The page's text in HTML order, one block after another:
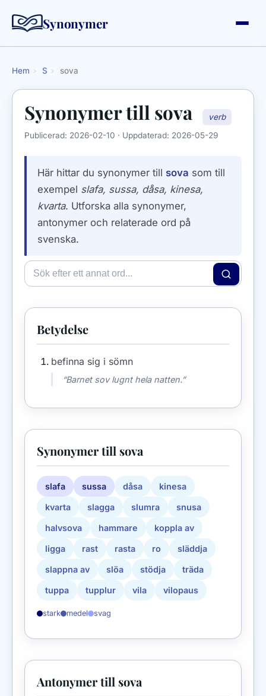
Synonymer
Hem › S › sova
Synonymer till sova
verb
Publicerad: 2026-02-10 · Uppdaterad: 2026-05-29
Här hittar du synonymer till sova som till
exempel slafa, sussa, dåsa, kinesa,
kvarta. Utforska alla synonymer,
antonymer och relaterade ord på
svenska.
Betydelse
befinna sig i sömn
“Barnet sov lugnt hela natten.”
Synonymer till sova
slafa sussa dåsa kinesa
kvarta slagga slumra snusa
halvsova hammare koppla av
ligga rast rasta ro släddja
slappna av slöa stödja träda
tuppa tupplur vila vilopaus
stark medel svag
Antonymer till sova